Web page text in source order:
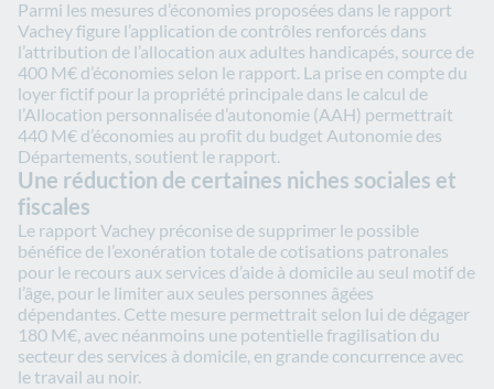
Parmi les mesures d’économies proposées dans le rapport
Vachey figure l’application de contrôles renforcés dans
l’attribution de l’allocation aux adultes handicapés, source de
400 M€ d’économies selon le rapport. La prise en compte du
loyer fictif pour la propriété principale dans le calcul de
l’Allocation personnalisée d’autonomie (AAH) permettrait
440 M€ d’économies au profit du budget Autonomie des
Départements, soutient le rapport.
Une réduction de certaines niches sociales et
fiscales
Le rapport Vachey préconise de supprimer le possible
bénéfice de l’exonération totale de cotisations patronales
pour le recours aux services d’aide à domicile au seul motif de
l’âge, pour le limiter aux seules personnes âgées
dépendantes. Cette mesure permettrait selon lui de dégager
180 M€, avec néanmoins une potentielle fragilisation du
secteur des services à domicile, en grande concurrence avec
le travail au noir.